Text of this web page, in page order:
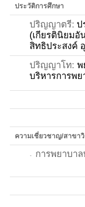
หลักสูตร
หลักสูตรปริญญาตรี
หลักสูตรสาธารณสุขศา
หลักสูตรวิทยาศาสตรบั
หลักสูตรศิลปศาสตรบัณ
บริการการศึกษา
Elearning
ประวัติการศึกษา
ปริญญาตรี: ป
(เกียรตินิยมอั
สิทธิประสงค์
ปริญญาโท: พ
บริหารการพ
ความเชี่ยวชาญ/สาขา
- การพยาบา